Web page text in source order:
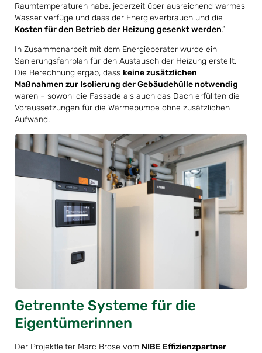
Raumtemperaturen habe, jederzeit über ausreichend warmes
Wasser verfüge und dass der Energieverbrauch und die
Kosten für den Betrieb der Heizung gesenkt werden.“
In Zusammenarbeit mit dem Energieberater wurde ein
Sanierungsfahrplan für den Austausch der Heizung erstellt.
Die Berechnung ergab, dass keine zusätzlichen
Maßnahmen zur Isolierung der Gebäudehülle notwendig
waren – sowohl die Fassade als auch das Dach erfüllten die
Voraussetzungen für die Wärmepumpe ohne zusätzlichen
Aufwand.
Getrennte Systeme für die
Eigentümerinnen
Der Projektleiter Marc Brose vom NIBE Effizienzpartner